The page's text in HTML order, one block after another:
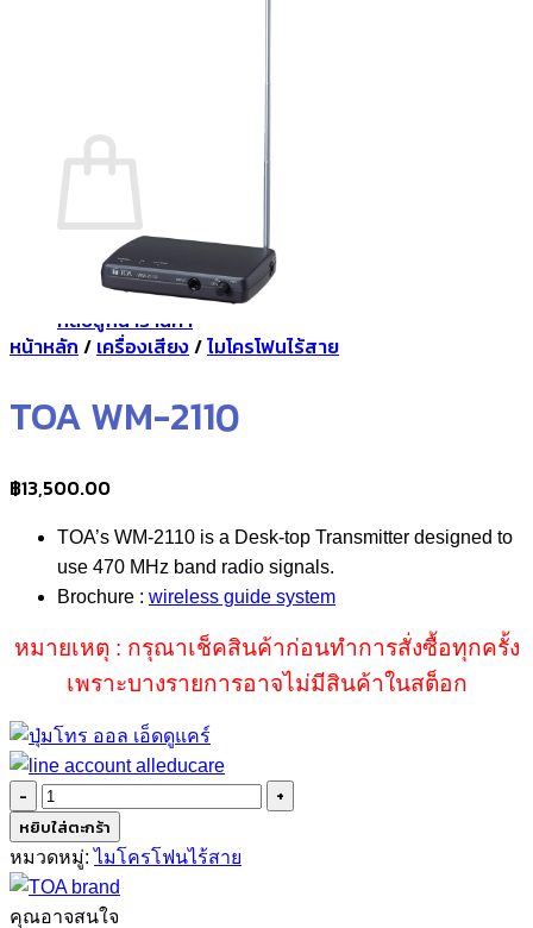
ไม่มีสินค้าในตะกร้า
กลับสู่หน้าร้านค้า
หน้าหลัก / เครื่องเสียง/ไมโครโฟนไร้สาย
TOA WM-2110
฿13,500.00
TOA’s WM-2110 is a Desk-top Transmitter designed to
use 470 MHz band radio signals.
Brochure : wireless guide system
หมายเหตุ : กรุณาเช็คสินค้าก่อนทำการสั่งซื้อทุกครั้ง
เพราะบางรายการอาจไม่มีสินค้าในสต็อก
จำนวน
TOA
WM-
2110
ชิ้น
หยิบใส่ตะกร้า
หมวดหมู่:ไมโครโฟนไร้สาย
คุณอาจสนใจ